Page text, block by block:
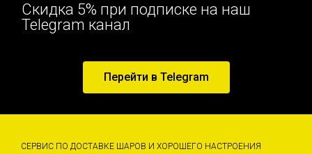
Скидка 5% при подписке на наш
Telegram канал
Перейти в Telegram
СЕРВИС ПО ДОСТАВКЕ ШАРОВ И ХОРОШЕГО НАСТРОЕНИЯ